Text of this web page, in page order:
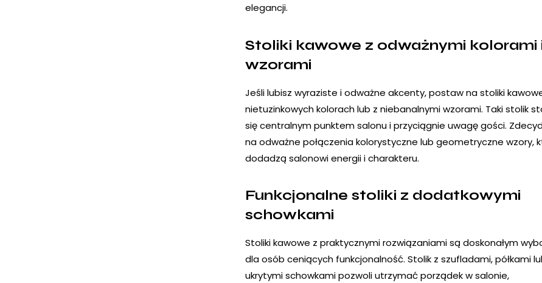
elegancji.
Stoliki kawowe z odważnymi kolorami
wzorami
Jeśli lubisz wyraziste i odważne akcenty, postaw na stoliki
nietuzinkowych kolorach lub z niebanalnymi wzorami. Taki stolik
się centralnym punktem salonu i przyciągnie uwagę gości.
na odważne połączenia kolorystyczne lub geometryczne wzory,
dodadzą salonowi energii i charakteru.
Funkcjonalne stoliki z dodatkowymi
schowkami
Stoliki kawowe z praktycznymi rozwiązaniami są doskonałym
dla osób ceniących funkcjonalność. Stolik z szufladami, półkami
ukrytymi schowkami pozwoli utrzymać porządek w salonie,